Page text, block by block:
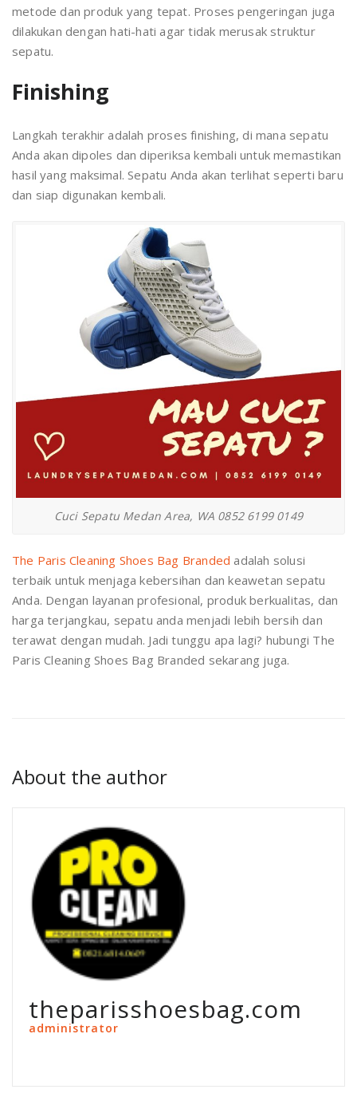
metode dan produk yang tepat. Proses pengeringan juga
dilakukan dengan hati-hati agar tidak merusak struktur
sepatu.
Finishing
Langkah terakhir adalah proses finishing, di mana sepatu
Anda akan dipoles dan diperiksa kembali untuk memastikan
hasil yang maksimal. Sepatu Anda akan terlihat seperti baru
dan siap digunakan kembali.
Cuci Sepatu Medan Area, WA 0852 6199 0149
The Paris Cleaning Shoes Bag Branded adalah solusi
terbaik untuk menjaga kebersihan dan keawetan sepatu
Anda. Dengan layanan profesional, produk berkualitas, dan
harga terjangkau, sepatu anda menjadi lebih bersih dan
terawat dengan mudah. Jadi tunggu apa lagi? hubungi The
Paris Cleaning Shoes Bag Branded sekarang juga.
About the author
theparisshoesbag.com
administrator